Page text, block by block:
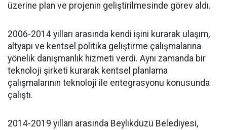
üzerine plan ve projenin geliştirilmesinde görev aldı.
2006-2014 yılları arasında kendi işini kurarak ulaşım,
altyapı ve kentsel politika geliştirme çalışmalarına
yönelik danışmanlık hizmeti verdi. Aynı zamanda bir
teknoloji şirketi kurarak kentsel planlama
çalışmalarının teknoloji ile entegrasyonu konusunda
çalıştı.
2014-2019 yılları arasında Beylikdüzü Belediyesi,